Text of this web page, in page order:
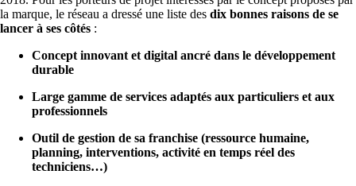
la marque, le réseau a dressé une liste des dix bonnes raisons de se
lancer à ses côtés :
Concept innovant et digital ancré dans le développement
durable
Large gamme de services adaptés aux particuliers et aux
professionnels
Outil de gestion de sa franchise (ressource humaine,
planning, interventions, activité en temps réel des
techniciens…)